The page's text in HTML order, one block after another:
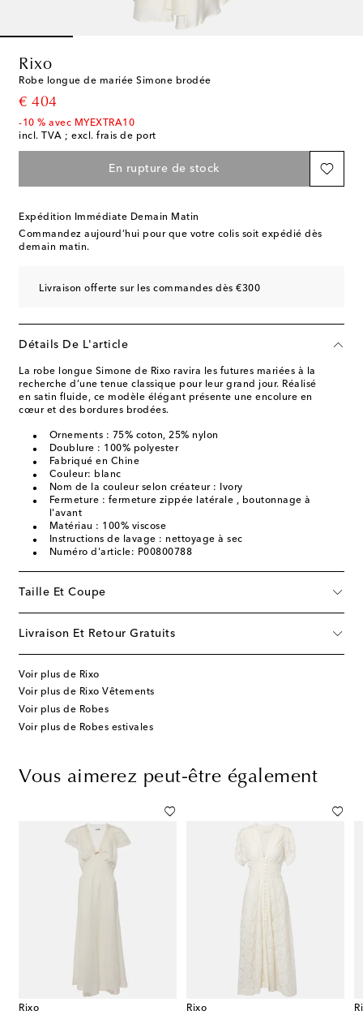
Rixo
Robe longue de mariée Simone brodée
€ 404
original price
-10 % avec MYEXTRA10
incl. TVA ; excl. frais de port
En rupture de stock
Expédition Immédiate Demain Matin
Commandez aujourd’hui pour que votre colis soit expédié dès
demain matin.
Livraison offerte sur les commandes dès €300
Détails De L'article
La robe longue Simone de Rixo ravira les futures mariées à la
recherche d’une tenue classique pour leur grand jour. Réalisé
en satin fluide, ce modèle élégant présente une encolure en
cœur et des bordures brodées.
Ornements : 75% coton, 25% nylon
Doublure : 100% polyester
Fabriqué en Chine
Couleur: blanc
Nom de la couleur selon créateur : Ivory
Fermeture : fermeture zippée latérale , boutonnage à
l'avant
Matériau : 100% viscose
Instructions de lavage : nettoyage à sec
Numéro d'article: P00800788
Taille Et Coupe
Livraison Et Retour Gratuits
Voir plus de Rixo
Voir plus de Rixo Vêtements
Voir plus de Robes
Voir plus de Robes estivales
Vous aimerez peut-être également
Rixo
Rixo